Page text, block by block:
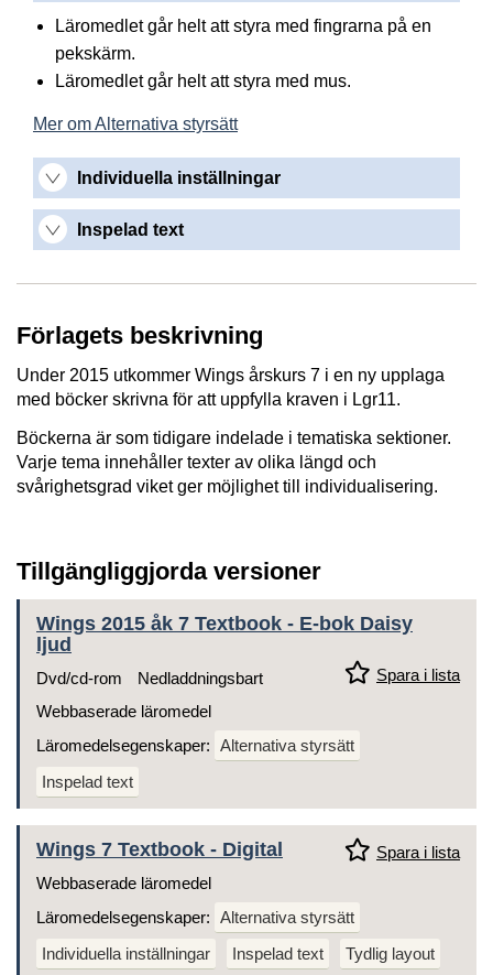
Läromedlet går helt att styra med fingrarna på en
pekskärm.
Läromedlet går helt att styra med mus.
Mer om Alternativa styrsätt
Individuella inställningar
Inspelad text
Förlagets beskrivning
Under 2015 utkommer Wings årskurs 7 i en ny upplaga
med böcker skrivna för att uppfylla kraven i Lgr11.
Böckerna är som tidigare indelade i tematiska sektioner.
Varje tema innehåller texter av olika längd och
svårighetsgrad viket ger möjlighet till individualisering.
Tillgängliggjorda versioner
Wings 2015 åk 7 Textbook - E-bok Daisy
ljud
Spara i lista
Dvd/cd-rom
Nedladdningsbart
Webbaserade läromedel
Läromedelsegenskaper: Alternativa styrsätt
Inspelad text
Wings 7 Textbook - Digital
Spara i lista
Webbaserade läromedel
Läromedelsegenskaper: Alternativa styrsätt
Individuella inställningar
Inspelad text
Tydlig layout